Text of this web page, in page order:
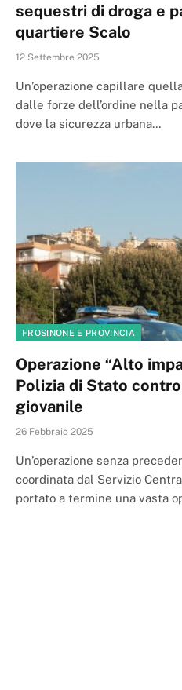
sequestri di droga e
quartiere Scalo
12 Settembre 2025
Un’operazione capillare
dalle forze dell’ordine nella
dove la sicurezza urbana…
FROSINONE E PROVINCIA
Operazione “Alto
Polizia di Stato
giovanile
26 Febbraio 2025
Un’operazione senza
coordinata dal Servizio
portato a termine una vasta